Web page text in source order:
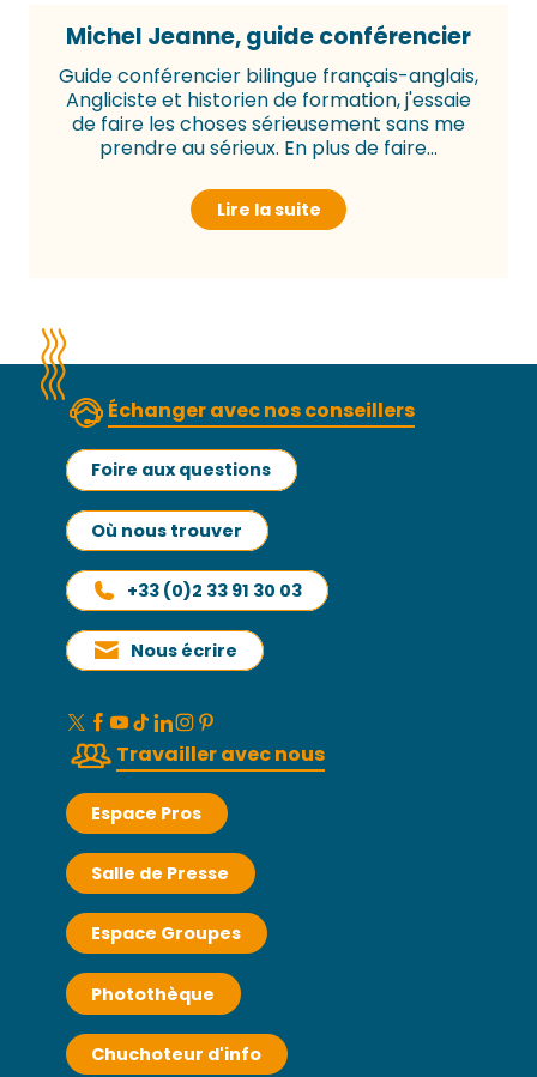
Michel Jeanne, guide conférencier
Guide conférencier bilingue français-anglais,
Angliciste et historien de formation, j'essaie
de faire les choses sérieusement sans me
prendre au sérieux. En plus de faire...
Lire la suite
Échanger avec nos conseillers
Foire aux questions
Où nous trouver
+33 (0)2 33 91 30 03
Nous écrire
Travailler avec nous
Espace Pros
Salle de Presse
Espace Groupes
Photothèque
Chuchoteur d'info